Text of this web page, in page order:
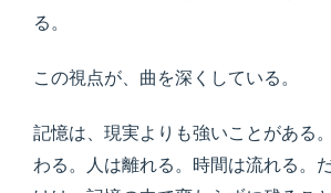
る。
この視点が、曲を深くしている。
記憶は、現実よりも強いことがある
わる。人は離れる。時間は流れる。